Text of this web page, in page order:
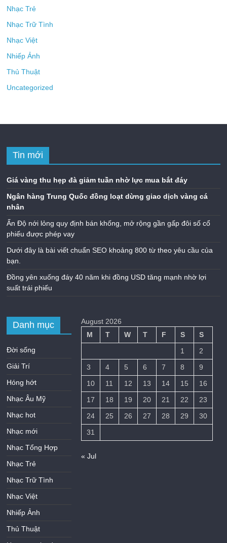
Nhạc Trẻ
Nhạc Trữ Tình
Nhạc Việt
Nhiếp Ảnh
Thủ Thuật
Uncategorized
Tin mới
Giá vàng thu hẹp đà giảm tuần nhờ lực mua bắt đáy
Ngân hàng Trung Quốc đồng loạt dừng giao dịch vàng cá
nhân
Ấn Độ nới lỏng quy định bán khống, mở rộng gần gấp đôi số cổ
phiếu được phép vay
Dưới đây là bài viết chuẩn SEO khoảng 800 từ theo yêu cầu của
bạn.
Đồng yên xuống đáy 40 năm khi đồng USD tăng mạnh nhờ lợi
suất trái phiếu
Danh mục
Đời sống
Giải Trí
Hóng hớt
Nhạc Âu Mỹ
Nhạc hot
Nhạc mới
Nhạc Tổng Hợp
Nhạc Trẻ
Nhạc Trữ Tình
Nhạc Việt
Nhiếp Ảnh
Thủ Thuật
August 2026
M
T W T F S
S
1
2
3
4 5 6 7 8
9
10
11 12 13 14 15
16
17
18 19 20 21 22
23
24
25 26 27 28 29
30
31
« Jul